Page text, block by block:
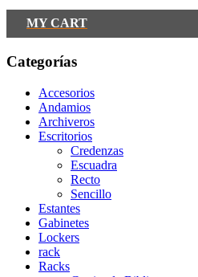
MY CART
Categorías
Accesorios
Andamios
Archiveros
Escritorios
Credenzas
Escuadra
Recto
Sencillo
Estantes
Gabinetes
Lockers
rack
Racks